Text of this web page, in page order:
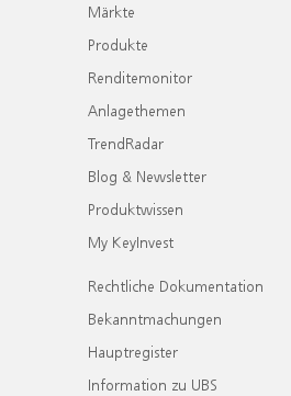
Märkte
Produkte
Renditemonitor
Anlagethemen
TrendRadar
Blog & Newsletter
Produktwissen
My KeyInvest
Rechtliche Dokumentation
Bekanntmachungen
Hauptregister
Information zu UBS